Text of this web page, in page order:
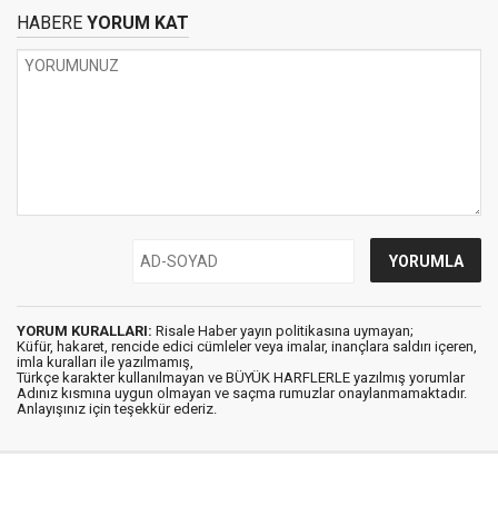
HABERE YORUM KAT
YORUM KURALLARI: Risale Haber yayın politikasına uymayan;
Küfür, hakaret, rencide edici cümleler veya imalar, inançlara saldırı içeren,
imla kuralları ile yazılmamış,
Türkçe karakter kullanılmayan ve BÜYÜK HARFLERLE yazılmış yorumlar
Adınız kısmına uygun olmayan ve saçma rumuzlar onaylanmamaktadır.
Anlayışınız için teşekkür ederiz.